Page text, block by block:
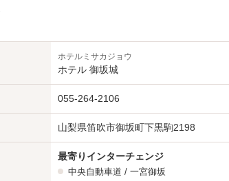
ホテルミサカジョウ
ホテル 御坂城
055-264-2106
山梨県笛吹市御坂町下黒駒2198
最寄りインターチェンジ
中央自動車道 / 一宮御坂